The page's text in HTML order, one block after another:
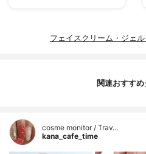
フェイスクリーム・ジェ
関連おすすめ
cosme monitor / Trav…
kana_cafe_time